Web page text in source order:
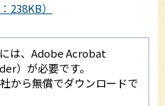
238KB）
は、Adobe Acrobat
）が必要です。
から無償でダウンロードで